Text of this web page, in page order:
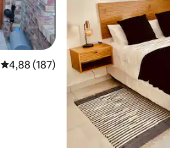
Évaluation moyenne sur la base
4,88 (187)